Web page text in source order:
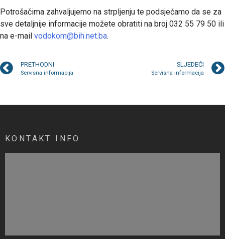
Potrošačima zahvaljujemo na strpljenju te podsjećamo da se za
sve detaljnije informacije možete obratiti na broj 032 55 79 50 ili
na e-mail vodokom@bih.net.ba.
PRETHODNI
Servisna informacija
SLJEDEĆI
Servisna informacija
KONTAKT INFO